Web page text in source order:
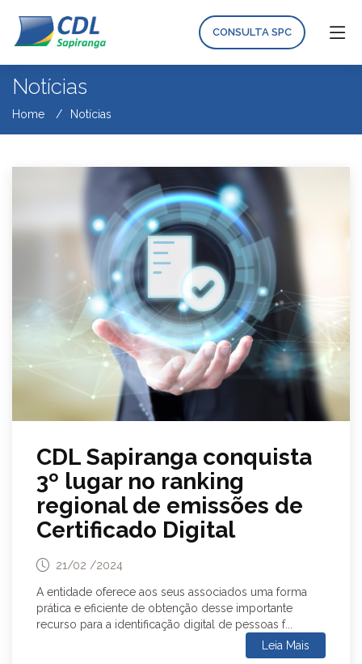
CONSULTA SPC
Notícias
Home Notícias
CDL Sapiranga conquista
3º lugar no ranking
regional de emissões de
Certificado Digital
21/02 /2024
A entidade oferece aos seus associados uma forma
prática e eficiente de obtenção desse importante
recurso para a identificação digital de pessoas f...
Leia Mais